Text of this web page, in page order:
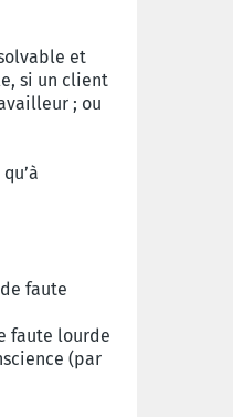
et
si un client
; ou
faute
faute lourde
(par